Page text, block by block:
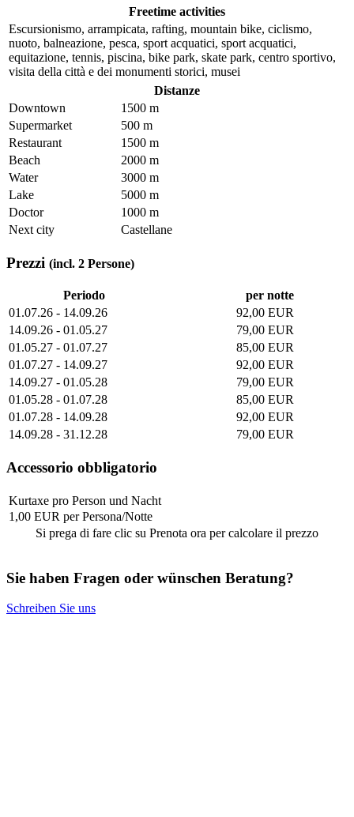
Freetime activities
Escursionismo, arrampicata, rafting, mountain bike, ciclismo,
nuoto, balneazione, pesca, sport acquatici, sport acquatici,
equitazione, tennis, piscina, bike park, skate park, centro sportivo,
visita della città e dei monumenti storici, musei
Distanze
Downtown
1500 m
Supermarket
500 m
Restaurant
1500 m
Beach
2000 m
Water
3000 m
Lake
5000 m
Doctor
1000 m
Next city
Castellane
Prezzi (incl. 2 Persone)
Periodo
per notte
01.07.26 - 14.09.26
92,00 EUR
14.09.26 - 01.05.27
79,00 EUR
01.05.27 - 01.07.27
85,00 EUR
01.07.27 - 14.09.27
92,00 EUR
14.09.27 - 01.05.28
79,00 EUR
01.05.28 - 01.07.28
85,00 EUR
01.07.28 - 14.09.28
92,00 EUR
14.09.28 - 31.12.28
79,00 EUR
Accessorio obbligatorio
Kurtaxe pro Person und Nacht
1,00 EUR per Persona/Notte
Si prega di fare clic su Prenota ora per calcolare il prezzo
Sie haben Fragen oder wünschen Beratung?
Schreiben Sie uns